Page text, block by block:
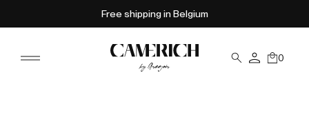
Free shipping in Belgium
0